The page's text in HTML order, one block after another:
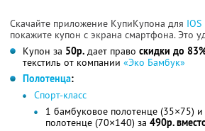
Скачайте приложение КупиКупона для IOS
покажите купон с экрана смартфона. Это
Купон за 50р. дает право скидки до
текстиль от компании «Эко Бамбук»
Полотенца:
Спорт-класс
1 бамбуковое полотенце (35×75)
полотенце (70×140) за 490р.